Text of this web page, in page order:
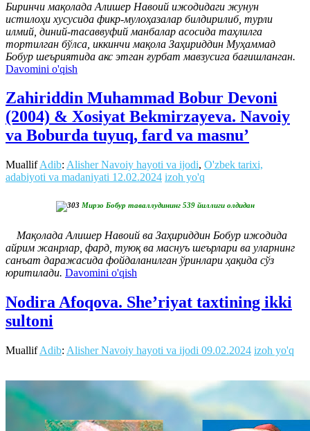
Биринчи мақолада Алишер Навоий ижодидаги жунун
истилоҳи хусусида фикр-мулоҳазалар билдирилиб, турли
илмий, диний-тасаввуфий манбалар асосида таҳлилга
тортилган бўлса, иккинчи мақола Заҳириддин Муҳаммад
Бобур шеъриятида акс этган ғурбат мавзусига бағишланган.
Davomini o'qish
Zahiriddin Muhammad Bobur Devoni
(2004) & Xosiyat Bekmirzayeva. Navoiy
va Boburda tuyuq, fard va masnu’
MuallifAdib: Alisher Navoiy hayoti va ijodi, O'zbek tarixi,
adabiyoti va madaniyati 12.02.2024 izoh yo'q
Мирзо Бобур таваллудининг 539 йиллиги олдидан
Мақолада Алишер Навоий ва Заҳириддин Бобур ижодида
айрим жанрлар, фард, туюқ ва маснуъ шеърлари ва уларнинг
санъат даражасида фойдаланилган ўринлари ҳақида сўз
юритилади. Davomini o'qish
Nodira Afoqova. She’riyat taxtining ikki
sultoni
MuallifAdib: Alisher Navoiy hayoti va ijodi 09.02.2024 izoh yo'q